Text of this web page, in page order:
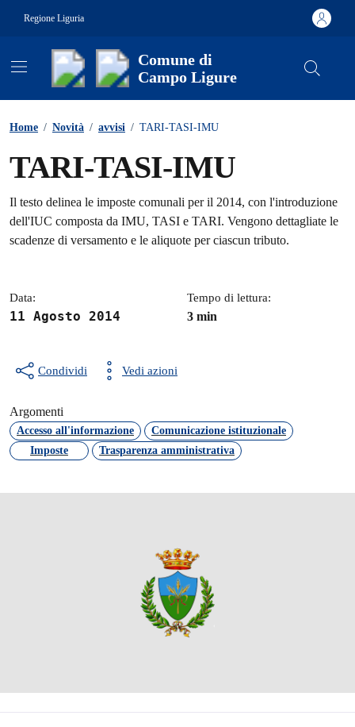
Regione Liguria
Comune di
Campo Ligure
Home / Novità / avvisi / TARI-TASI-IMU
TARI-TASI-IMU
Dettagli della notizia
Il testo delinea le imposte comunali per il 2014, con l'introduzione
dell'IUC composta da IMU, TASI e TARI. Vengono dettagliate le
scadenze di versamento e le aliquote per ciascun tributo.
Data:
11 Agosto 2014
Tempo di lettura:
3 min
Condividi Vedi azioni
Argomenti
Accesso all'informazione
Comunicazione istituzionale
Imposte
Trasparenza amministrativa